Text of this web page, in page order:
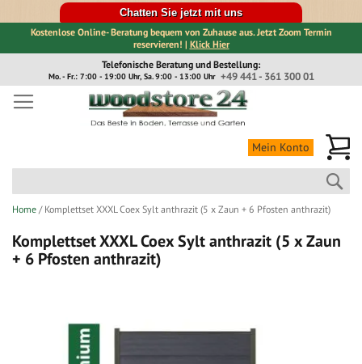
Chatten Sie jetzt mit uns
Kostenlose Online- Beratung bequem von Zuhause aus. Jetzt Zoom Termin
reservieren! | Klick Hier
Inhalt
Telefonische Beratung und Bestellung:
+49 441 - 361 300 01
Mo. - Fr.: 7:00 - 19:00 Uhr, Sa. 9:00 - 13:00 Uhr
Mein Konto
Home Komplettset XXXL Coex Sylt anthrazit (5 x Zaun + 6 Pfosten anthrazit)
Komplettset XXXL Coex Sylt anthrazit (5 x Zaun
+ 6 Pfosten anthrazit)